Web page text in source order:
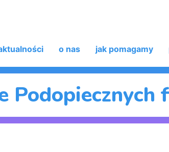
o nas jak pomagamy
Podopiecznych